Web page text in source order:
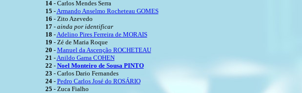
14- Carlos Mendes Serra
15 -Armando Anselmo Rocheteau GOMES
16 - Zito Azevedo
17- ainda por identificar
18 -Adelino Pires Ferreira de MORAIS
19 - Zé de Maria Roque
20 - Manuel da Ascenção ROCHETEAU
21 -Anildo Gama COHEN
22 - Noel Monteiro de Sousa PINTO
23 - Carlos Dario Fernandes
24- Pedro Carlos José do ROSÁRIO
25 - Zuca Fialho